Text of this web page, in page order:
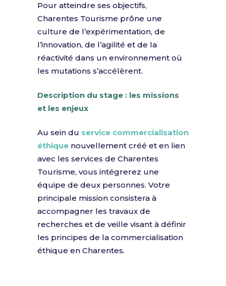
Pour atteindre ses objectifs,
Charentes Tourisme prône une
culture de l’expérimentation, de
l’innovation, de l’agilité et de la
réactivité dans un environnement où
les mutations s’accélèrent.
Description du stage : les missions
et les enjeux
Au sein du service commercialisation
éthique nouvellement créé et en lien
avec les services de Charentes
Tourisme, vous intégrerez une
équipe de deux personnes. Votre
principale mission consistera à
accompagner les travaux de
recherches et de veille visant à définir
les principes de la commercialisation
éthique en Charentes.